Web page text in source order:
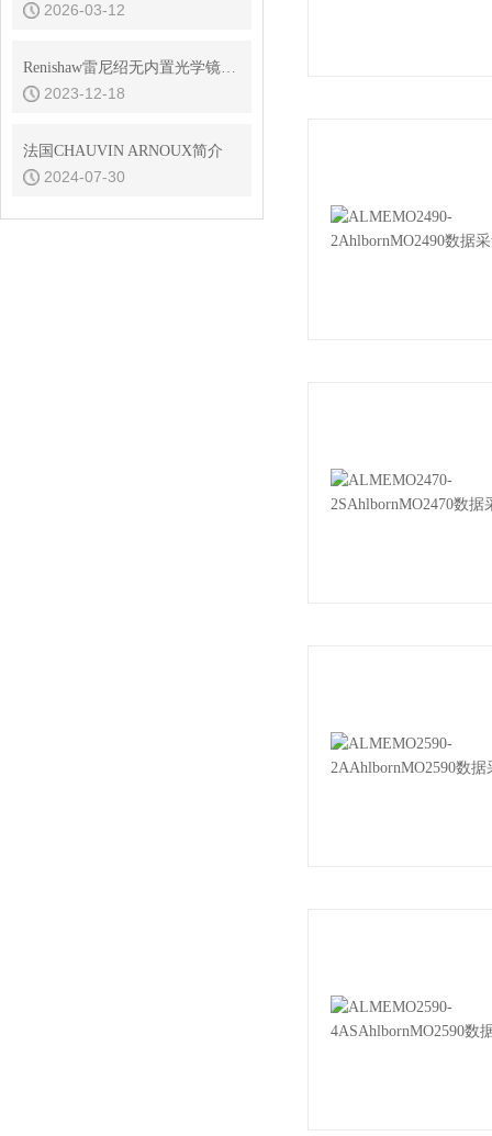
2026-03-12
Renishaw雷尼绍无内置光学镜干涉仪的信号处理与数据分析方法分享
2023-12-18
法国CHAUVIN ARNOUX简介
2024-07-30